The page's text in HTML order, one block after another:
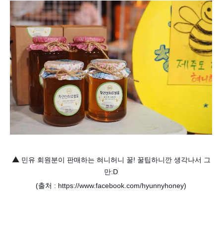
▲ 민유 회원분이 판매하는 혀니허니 꿀! 꿀팁하니깐 생각나서 그
만:D
(출처 : https://www.facebook.com/hyunnyhoney)